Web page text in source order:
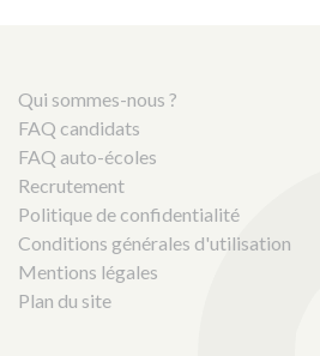
Qui sommes-nous ?
FAQ candidats
FAQ auto-écoles
Recrutement
Politique de confidentialité
Conditions générales d'utilisation
Mentions légales
Plan du site